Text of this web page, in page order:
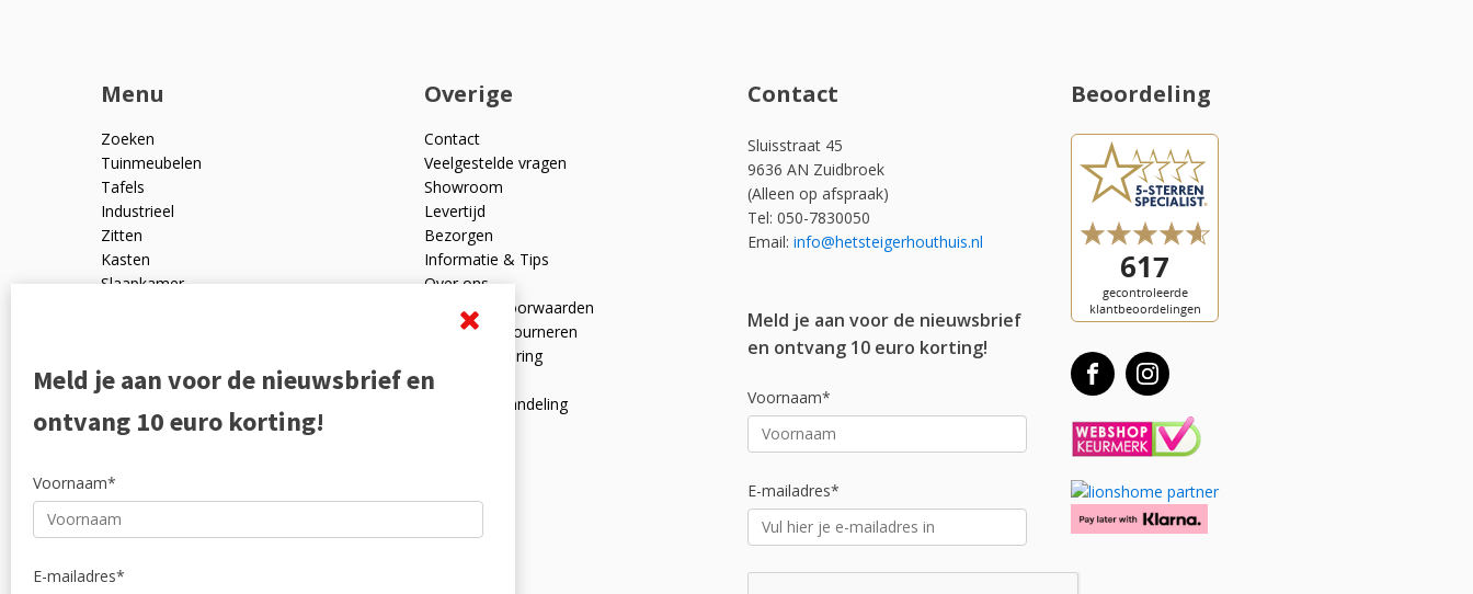
Menu
Zoeken
Tuinmeubelen
Tafels
Industrieel
Zitten
Kasten
Slaapkamer
Outlet
Overige
Contact
Veelgestelde vragen
Showroom
Levertijd
Bezorgen
Informatie & Tips
Over ons
Algemene voorwaarden
Ruilen en retourneren
Privacyverklaring
Reviewpolicy
Klachtenafhandeling
Contact
Sluisstraat 45
9636 AN Zuidbroek
(Alleen op afspraak)
Tel: 050-7830050
Email: info@hetsteigerhouthuis.nl
Meld je aan voor de nieuwsbrief
en ontvang 10 euro korting!
Voornaam*
E-mailadres*
Beoordeling
Meld je aan voor de nieuwsbrief en
ontvang 10 euro korting!
Voornaam*
E-mailadres*